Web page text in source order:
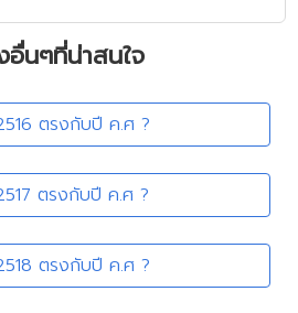
อื่นๆที่น่าสนใจ
ตรงกับปี ค.ศ ?
ตรงกับปี ค.ศ ?
ตรงกับปี ค.ศ ?